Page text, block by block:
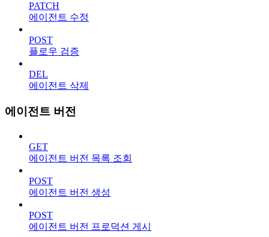
PATCH
에이전트 수정
POST
플로우 검증
DEL
에이전트 삭제
에이전트 버전
GET
에이전트 버전 목록 조회
POST
에이전트 버전 생성
POST
에이전트 버전 프로덕션 게시